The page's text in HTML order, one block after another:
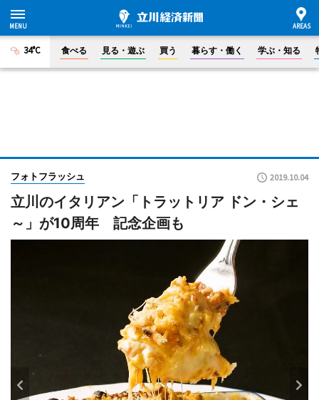
34°C 食べる 見る・遊ぶ 買う 暮らす・働く 学ぶ・知る
フォトフラッシュ 2019.10.04
立川のイタリアン「トラットリア ドン・シェ
～」が10周年 記念企画も